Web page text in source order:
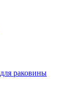
раковины